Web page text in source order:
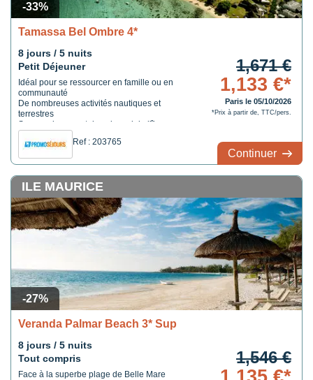
-33%
Tamassa Bel Ombre 4*
8 jours / 5 nuits
Petit Déjeuner
Idéal pour se ressourcer en famille ou en
communauté
De nombreuses activités nautiques et
terrestres
Son emplacement dans le sud de l'île
Ref : 203765
1,671 €
1,133 €*
Paris le 05/10/2026
*Prix à partir de, TTC/pers.
Continuer
-27%
ILE MAURICE
Veranda Palmar Beach 3* Sup
8 jours / 5 nuits
Tout compris
Face à la superbe plage de Belle Mare
1,546 €